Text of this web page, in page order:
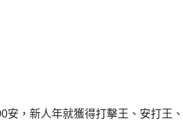
，新人年就獲得打擊王、安打王